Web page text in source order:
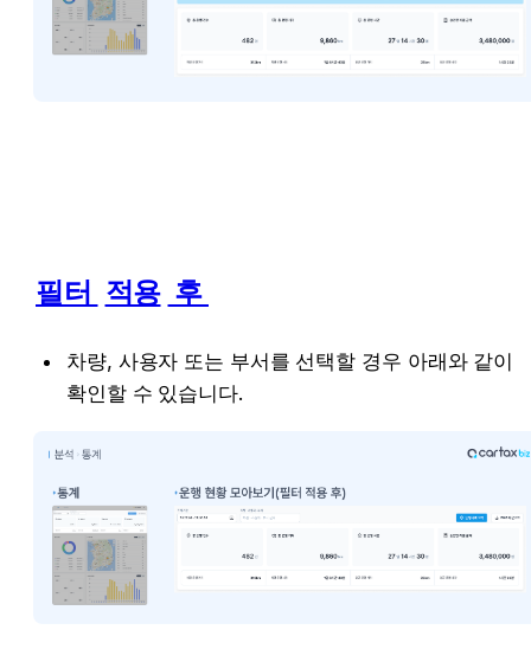
필터 적용 후
차량, 사용자 또는 부서를 선택할 경우 아래와 같이
확인할 수 있습니다.